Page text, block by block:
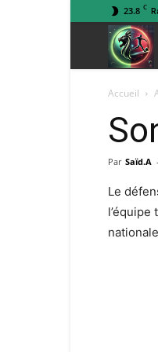
23.8 C
Accueil
Par Saïd.A -
Le